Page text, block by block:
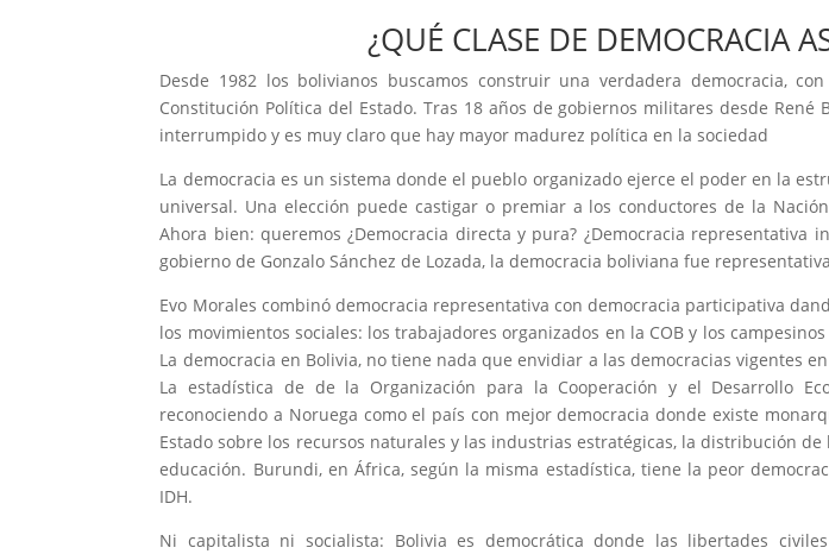
¿QUÉ CLASE DE DEMOCRACIA
Desde 1982 los bolivianos buscamos construir una verdadera democracia,
Constitución Política del Estado. Tras 18 años de gobiernos militares desde
interrumpido y es muy claro que hay mayor madurez política en la sociedad
La democracia es un sistema donde el pueblo organizado ejerce el poder en la
universal. Una elección puede castigar o premiar a los conductores de la
Ahora bien: queremos ¿Democracia directa y pura? ¿Democracia representativa
gobierno de Gonzalo Sánchez de Lozada, la democracia boliviana fue
Evo Morales combinó democracia representativa con democracia participativa
los movimientos sociales: los trabajadores organizados en la COB y los
La democracia en Bolivia, no tiene nada que envidiar a las democracias vigentes
La estadística de de la Organización para la Cooperación y el Desarrollo
reconociendo a Noruega como el país con mejor democracia donde existe
Estado sobre los recursos naturales y las industrias estratégicas, la distribución
educación. Burundi, en África, según la misma estadística, tiene la peor
IDH.
Ni capitalista ni socialista: Bolivia es democrática donde las libertades